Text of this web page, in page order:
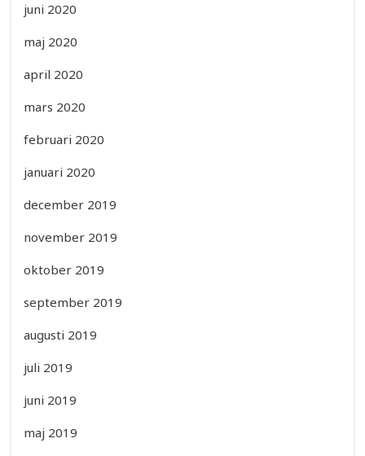
juni 2020
maj 2020
april 2020
mars 2020
februari 2020
januari 2020
december 2019
november 2019
oktober 2019
september 2019
augusti 2019
juli 2019
juni 2019
maj 2019